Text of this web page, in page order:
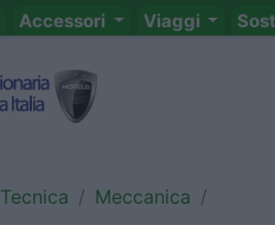
Accessori Viaggi
Tecnica Meccanica